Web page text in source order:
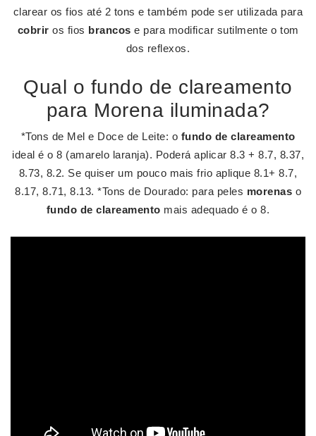
clarear os fios até 2 tons e também pode ser utilizada para
cobrir os fios brancos e para modificar sutilmente o tom
dos reflexos.
Qual o fundo de clareamento
para Morena iluminada?
*Tons de Mel e Doce de Leite: o fundo de clareamento
ideal é o 8 (amarelo laranja). Poderá aplicar 8.3 + 8.7, 8.37,
8.73, 8.2. Se quiser um pouco mais frio aplique 8.1+ 8.7,
8.17, 8.71, 8.13. *Tons de Dourado: para peles morenas o
fundo de clareamento mais adequado é o 8.